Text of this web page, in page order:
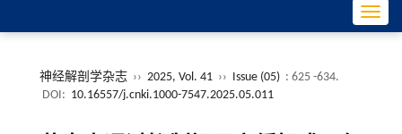
神经解剖学杂志 ›› 2025, Vol. 41 ›› Issue (05) : 625 -634.
DOI: 10.16557/j.cnki.1000-7547.2025.05.011